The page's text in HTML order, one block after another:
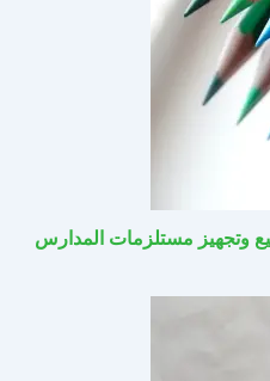
وتجهيز مستلزمات المدارس